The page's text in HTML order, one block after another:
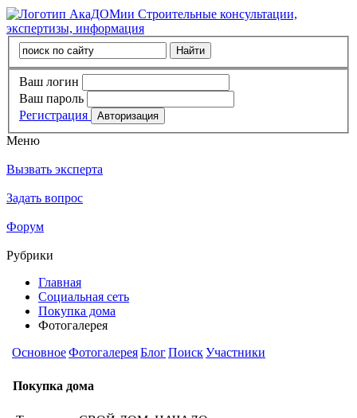
Строительные консультации,
экспертизы, информация
Ваш логин
Ваш пароль
Регистрация
Меню
Вызвать эксперта
Задать вопрос
Форум
Рубрики
Главная
Социальная сеть
Покупка дома
Фотогалерея
ОсновноеФотогалереяБлогПоискУчастники
Покупка дома